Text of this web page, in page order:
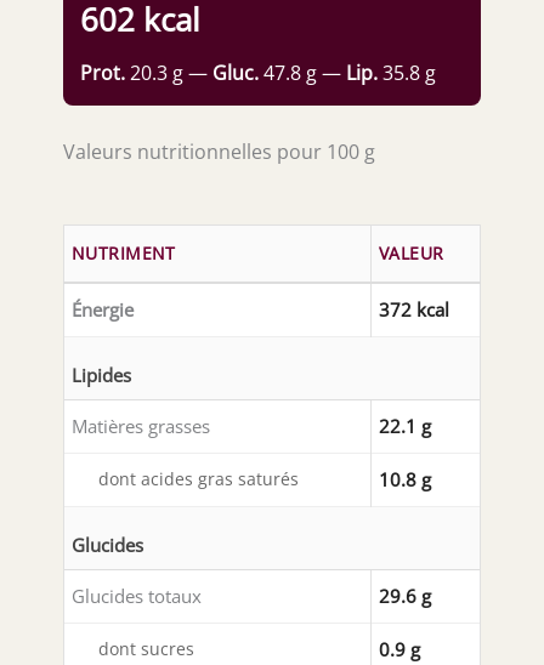
602 kcal
Prot.20.3 g — Gluc.47.8 g — Lip.35.8 g
Valeurs nutritionnelles pour 100 g
NUTRIMENT VALEUR
Énergie 372 kcal
Lipides
Matières grasses 22.1 g
dont acides gras saturés 10.8 g
Glucides
Glucides totaux 29.6 g
dont sucres 0.9 g